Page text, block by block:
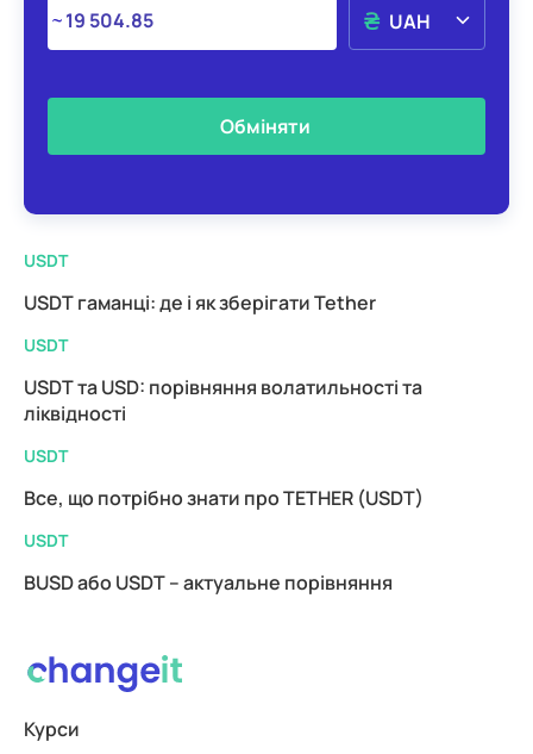
UAH
Обміняти
USDT
USDT гаманці: де і як зберігати Tether
USDT
USDT та USD: порівняння волатильності та
ліквідності
USDT
Все, що потрібно знати про TETHER (USDT)
USDT
BUSD або USDT – актуальне порівняння
Курси